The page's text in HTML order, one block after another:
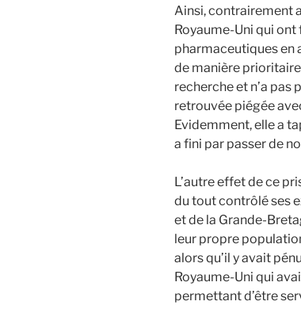
Ainsi, contrairement
Royaume-Uni qui
pharmaceutiques en
de manière
recherche et n’a pas
retrouvée piégée
Evidemment, elle a
a fini par passer de
L’autre effet de ce
du tout contrôlé ses
et de la Grande-
leur propre
alors qu’il y avait
Royaume-Uni qui
permettant d’être